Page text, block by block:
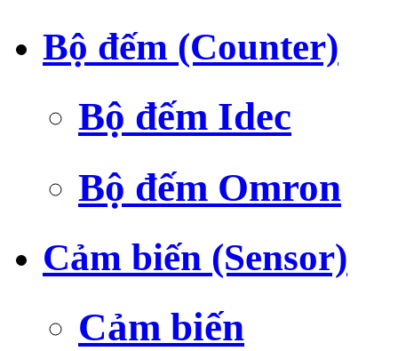
Bộ đếm (Counter)
Bộ đếm Idec
Bộ đếm Omron
Cảm biến (Sensor)
Cảm biến